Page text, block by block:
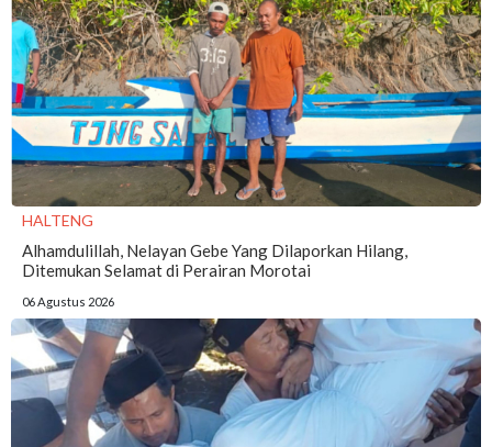
HALTENG
Alhamdulillah, Nelayan Gebe Yang Dilaporkan Hilang,
Ditemukan Selamat di Perairan Morotai
06 Agustus 2026